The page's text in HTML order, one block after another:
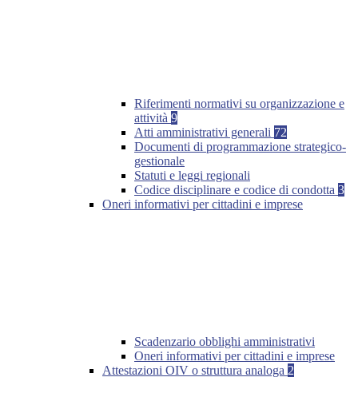
Riferimenti normativi su organizzazione e
attività 9
Atti amministrativi generali 72
Documenti di programmazione strategico-
gestionale
Statuti e leggi regionali
Codice disciplinare e codice di condotta 3
Oneri informativi per cittadini e imprese
Scadenzario obblighi amministrativi
Oneri informativi per cittadini e imprese
Attestazioni OIV o struttura analoga 2